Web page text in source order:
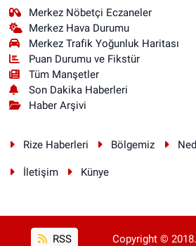
Merkez Nöbetçi Eczaneler
Merkez Hava Durumu
Merkez Trafik Yoğunluk Haritası
Puan Durumu ve Fikstür
Tüm Manşetler
Son Dakika Haberleri
Haber Arşivi
Rize Haberleri Bölgemiz
İletişim Künye
RSS Copyright © 2018.